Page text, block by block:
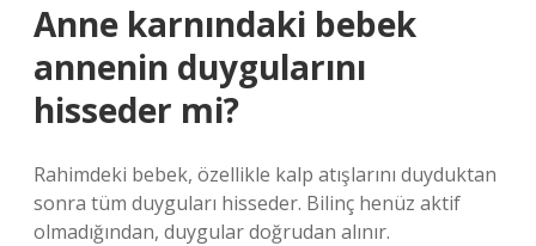
Anne karnındaki bebek
annenin duygularını
hisseder mi?
Rahimdeki bebek, özellikle kalp atışlarını duyduktan
sonra tüm duyguları hisseder. Bilinç henüz aktif
olmadığından, duygular doğrudan alınır.